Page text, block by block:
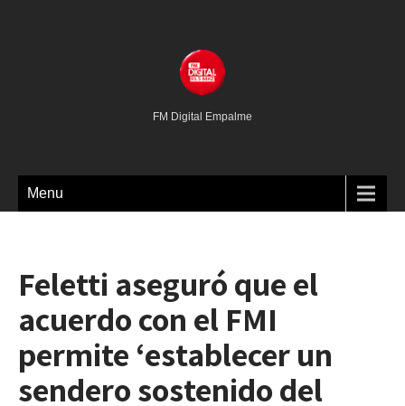
FM Digital Empalme
Menu
Feletti aseguró que el
acuerdo con el FMI
permite ‘establecer un
sendero sostenido del